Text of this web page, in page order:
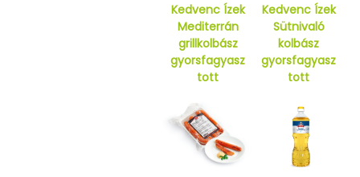
Kedvenc Ízek
Mediterrán
grillkolbász
gyorsfagyasz
tott
Kedvenc Ízek
Sütnivaló
kolbász
gyorsfagyasz
tott